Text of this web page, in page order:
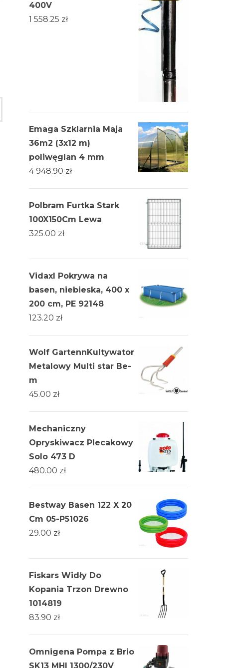
400V
1 558.25 zł
Emaga Szklarnia Maja
36m2 (3x12 m)
poliwęglan 4 mm
4 948.90 zł
Polbram Furtka Stark
100X150Cm Lewa
325.00 zł
Vidaxl Pokrywa na
basen, niebieska, 400 x
200 cm, PE 92148
123.20 zł
Wolf GartennKultywator
Metalowy Multi star Be-
m
45.00 zł
Mechaniczny
Opryskiwacz Plecakowy
Solo 473 D
480.00 zł
Bestway Basen 122 X 20
Cm 05-P51026
29.00 zł
Fiskars Widły Do
Kopania Trzon Drewno
1014819
83.90 zł
Omnigena Pompa z Brio
SK13 MHI 1300/230V